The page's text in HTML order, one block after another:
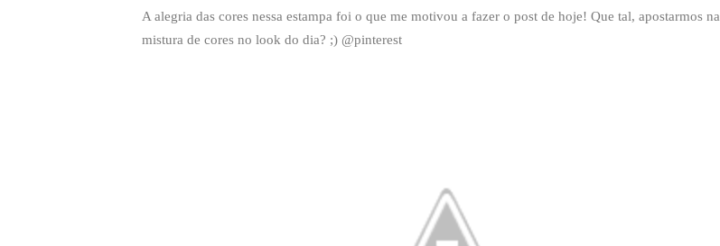
A alegria das cores nessa estampa foi o que me motivou a fazer o post de hoje! Que tal, apostarmos na
mistura de cores no look do dia? ;) @pinterest